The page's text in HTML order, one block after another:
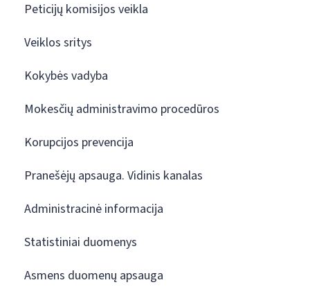
Peticijų komisijos veikla
Veiklos sritys
Kokybės vadyba
Mokesčių administravimo procedūros
Korupcijos prevencija
Pranešėjų apsauga. Vidinis kanalas
Administracinė informacija
Statistiniai duomenys
Asmens duomenų apsauga